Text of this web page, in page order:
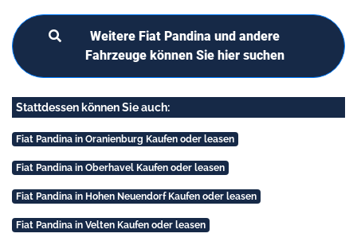
Weitere Fiat Pandina und andere
Fahrzeuge können Sie hier suchen
Stattdessen können Sie auch:
Fiat Pandina in Oranienburg Kaufen oder leasen
Fiat Pandina in Oberhavel Kaufen oder leasen
Fiat Pandina in Hohen Neuendorf Kaufen oder leasen
Fiat Pandina in Velten Kaufen oder leasen